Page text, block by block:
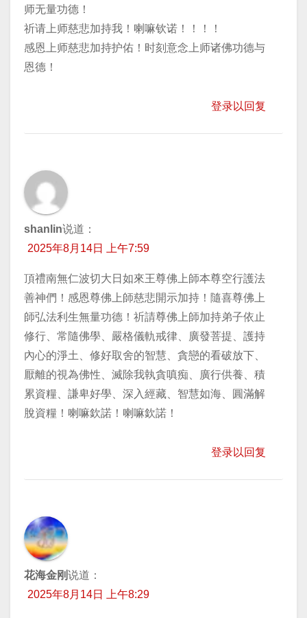
师无量功德！
祈请上师慈悲加持我！喇嘛钦诺！！！！
感恩上师慈悲加持护佑！时刻意念上师诸佛功德与
恩德！
登录以回复
shanlin说道：
2025年8月14日 上午7:59
頂禮南無仁波切大日如來王尊佛上師本尊空行護法
善神們！感恩尊佛上師慈悲開示加持！隨喜尊佛上
師弘法利生無量功德！祈請尊佛上師加持弟子依止
修行、常隨佛學、嚴格儀軌戒律、廣發菩提、護持
內心的淨土、修好取舍的智慧、貪戀的看破放下、
厭離的視為佛性、滅除我執貪嗔痴、廣行供養、積
累資糧、謙卑好學、深入經藏、智慧如海、圓滿解
脫資糧！喇嘛欽諾！喇嘛欽諾！
登录以回复
花海金刚说道：
2025年8月14日 上午8:29